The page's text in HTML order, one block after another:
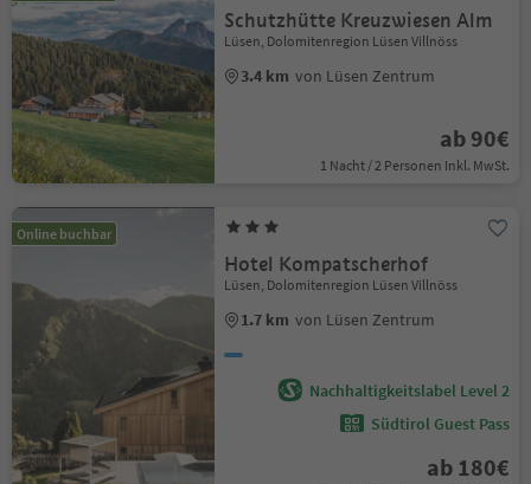
Schutzhütte Kreuzwiesen Alm
Lüsen, Dolomitenregion Lüsen Villnöss
3.4 km von Lüsen Zentrum
ab 90€
1 Nacht / 2 Personen Inkl. MwSt.
Online buchbar
Hotel Kompatscherhof
Lüsen, Dolomitenregion Lüsen Villnöss
1.7 km von Lüsen Zentrum
Nachhaltigkeitslabel Level 2
Südtirol Guest Pass
ab 180€